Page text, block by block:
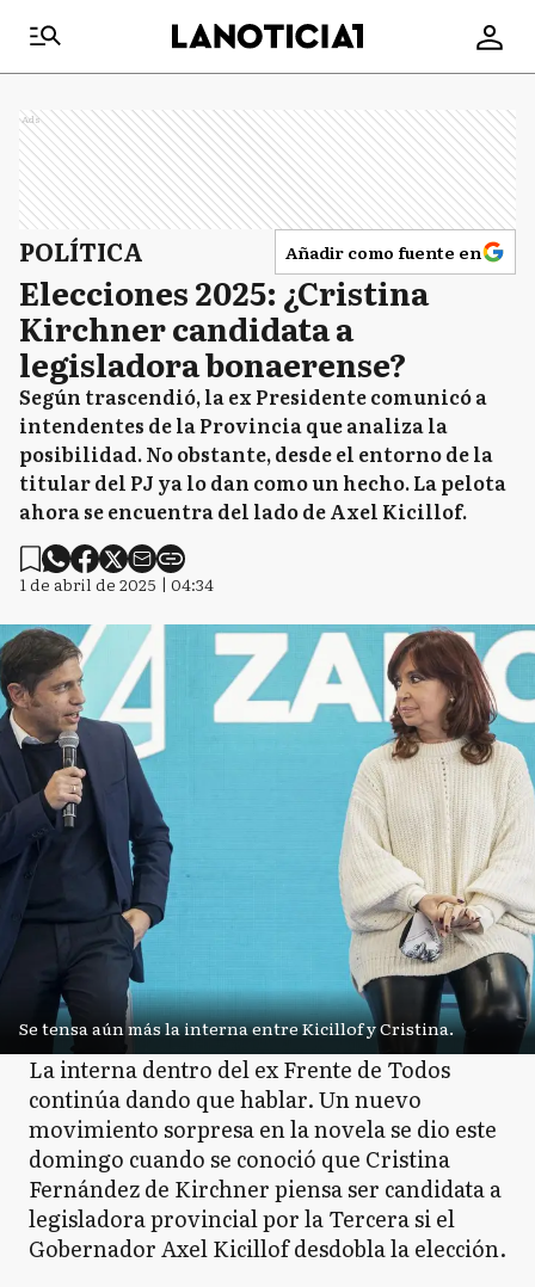
Ads
POLÍTICA Añadir como fuente en
Elecciones 2025: ¿Cristina
Kirchner candidata a
legisladora bonaerense?
Según trascendió, la ex Presidente comunicó a
intendentes de la Provincia que analiza la
posibilidad. No obstante, desde el entorno de la
titular del PJ ya lo dan como un hecho. La pelota
ahora se encuentra del lado de Axel Kicillof.
1 de abril de 2025 | 04:34
Se tensa aún más la interna entre Kicillof y Cristina.
La interna dentro del ex Frente de Todos
continúa dando que hablar. Un nuevo
movimiento sorpresa en la novela se dio este
domingo cuando se conoció que Cristina
Fernández de Kirchner piensa ser candidata a
legisladora provincial por la Tercera si el
Gobernador Axel Kicillof desdobla la elección.